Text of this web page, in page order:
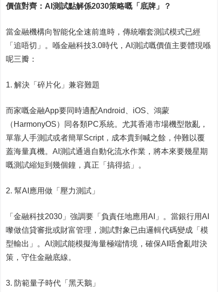
價值對齊： AI測試點解係2030策略嘅「底牌」？
當金融機構向智能化全速前進時，傳統嗰套測試模式已經
「追唔切」。喺金融科技3.0時代，AI測試嘅價值主要體現喺
呢三瓣：
1. 解決「碎片化」兼容難題
而家嘅金融App要同時適配Android、iOS、鴻蒙
（HarmonyOS）同各類PC系統。尤其香港市場機型散亂，
單靠人手測試或者簡單Script，成本貴到喊之餘，仲難以覆
蓋海量真機。AI測試通過自動化流水作業，將本來要幾星期
嘅測試縮短到幾個鐘，真正「搞得掂」。
2. 幫AI應用做「壓力測試」
「金融科技2030」強調要「負責任地應用AI」。當銀行用AI
嚟做信貸審批或財富管理，測試對象已由邏輯代碼變成「模
型輸出」。AI測試能模擬海量極端情境，確保AI唔會亂咁決
策，守住金融底線。
3. 防範量子時代「黑天鵝」